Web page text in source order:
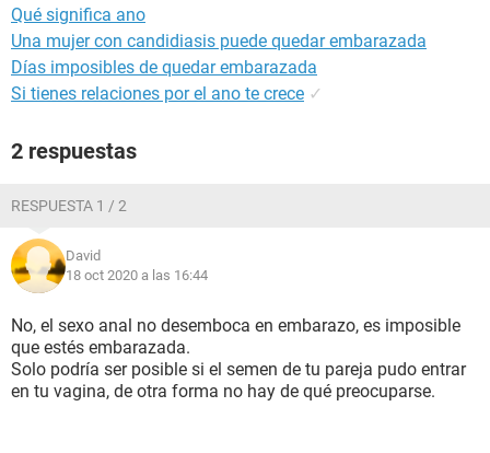
Qué significa ano
Una mujer con candidiasis puede quedar embarazada
Días imposibles de quedar embarazada
Si tienes relaciones por el ano te crece ✓
2 respuestas
RESPUESTA 1 / 2
David
18 oct 2020 a las 16:44
No, el sexo anal no desemboca en embarazo, es imposible
que estés embarazada.
Solo podría ser posible si el semen de tu pareja pudo entrar
en tu vagina, de otra forma no hay de qué preocuparse.